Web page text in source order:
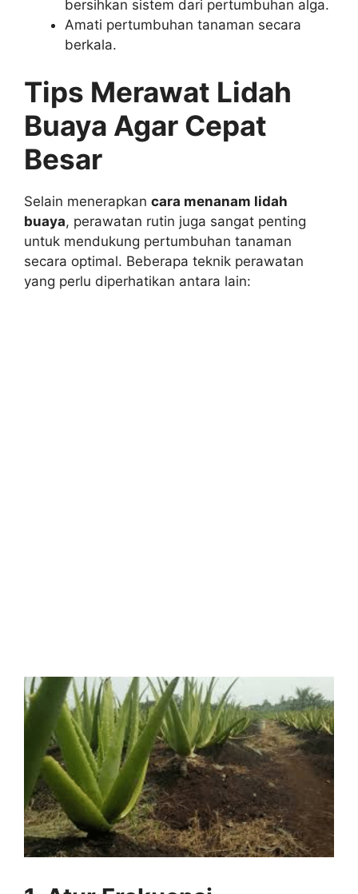
bersihkan sistem dari pertumbuhan alga.
Amati pertumbuhan tanaman secara
berkala.
Tips Merawat Lidah
Buaya Agar Cepat
Besar
Selain menerapkan cara menanam lidah
buaya, perawatan rutin juga sangat penting
untuk mendukung pertumbuhan tanaman
secara optimal. Beberapa teknik perawatan
yang perlu diperhatikan antara lain: